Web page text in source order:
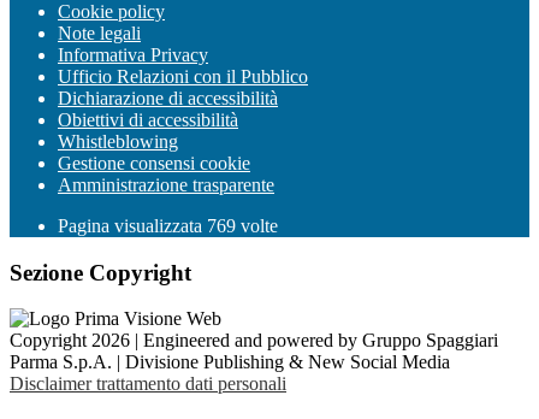
Cookie policy
Note legali
Informativa Privacy
Ufficio Relazioni con il Pubblico
Dichiarazione di accessibilità
Obiettivi di accessibilità
Whistleblowing
Gestione consensi cookie
Amministrazione trasparente
Pagina visualizzata 769 volte
Sezione Copyright
Copyright 2026 | Engineered and powered by Gruppo Spaggiari
Parma S.p.A. | Divisione Publishing & New Social Media
Disclaimer trattamento dati personali